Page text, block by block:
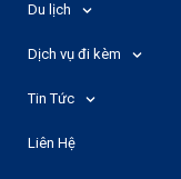
Du lịch
Dịch vụ đi kèm
Tin Tức
Liên Hệ